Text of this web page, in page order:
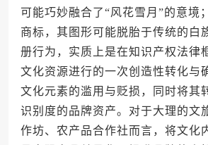
可能巧妙融合了“风花雪月”的意境
商标，其图形可能脱胎于传统的白
册行为，实质上是在知识产权法律
文化资源进行的一次创造性转化与
文化元素的滥用与贬损，同时将其
识别度的品牌资产。对于大理的文
作坊、农产品合作社而言，将文化